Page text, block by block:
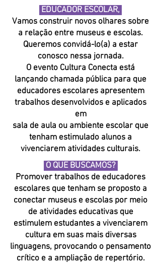
EDUCADOR ESCOLAR,
Vamos construir novos olhares sobre
a relação entre museus e escolas.
Queremos convidá-lo(a) a estar
conosco nessa jornada.
O evento Cultura Conecta está
lançando chamada pública para que
educadores escolaresapresentem
trabalhos desenvolvidos e aplicados
em
sala de aula ou ambiente escolar que
tenham estimulado alunos a
vivenciarem atividades culturais.
O QUE BUSCAMOS?
Promover trabalhos de educadores
escolares que tenham se proposto a
conectar museus e escolas por meio
de atividades educativas que
estimulem estudantes a vivenciarem
cultura em suas mais diversas
linguagens, provocando o pensamento
crítico e a ampliação de repertório.